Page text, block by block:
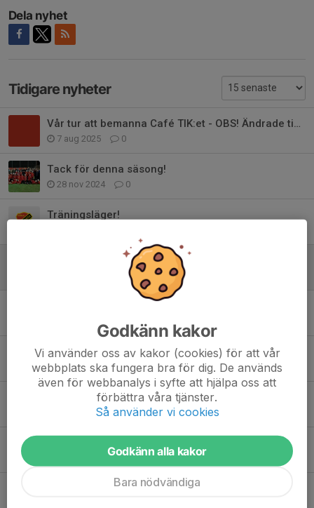
Dela nyhet
Tidigare nyheter
Vår tur att bemanna Café TIK:et - OBS! Ändrade tider
7 aug 2025 0
Tack för denna säsong!
28 nov 2024 0
Träningsläger!
Göteborg beachfestival
Zenithcupen
21 aug 2023 0
Information, Tack, och Föräldrastöd
15 maj 2023 0
0
Information om swish för TIK häften
Godkänn kakor
Vi använder oss av kakor (cookies) för att vår
webbplats ska fungera bra för dig. De används
även för webbanalys i syfte att hjälpa oss att
förbättra våra tjänster.
Så använder vi cookies
Godkänn alla kakor
Bara nödvändiga